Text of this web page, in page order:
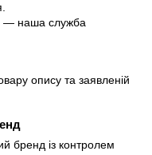
— наша служба
опису та заявленій
бренд із контролем